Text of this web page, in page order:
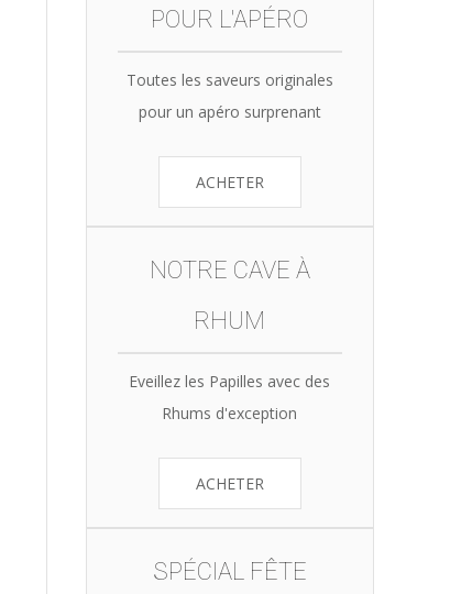
POUR L'APÉRO
Toutes les saveurs originales
pour un apéro surprenant
ACHETER
NOTRE CAVE À
RHUM
Eveillez les Papilles avec des
Rhums d'exception
ACHETER
SPÉCIAL FÊTE